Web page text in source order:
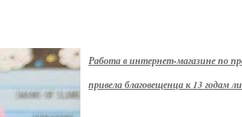
Работа в интернет-магазине по
привела благовещенца к 13 годам